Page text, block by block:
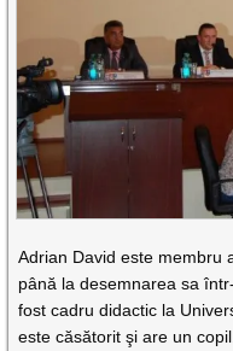
Adrian David este membru
până la desemnarea sa
fost cadru didactic la
este căsătorit şi are un